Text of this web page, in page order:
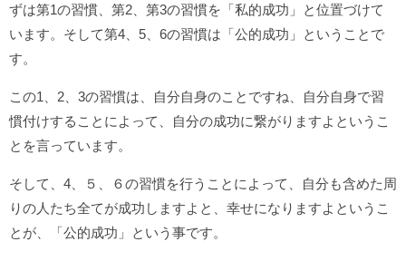
ずは第1の習慣、第2、第3の習慣を「私的成功」と位置づけて
います。そして第4、5、6の習慣は「公的成功」ということで
す。
この1、2、3の習慣は、自分自身のことですね、自分自身で習
慣付けすることによって、自分の成功に繋がりますよというこ
とを言っています。
そして、4、５、６の習慣を行うことによって、自分も含めた周
りの人たち全てが成功しますよと、幸せになりますよというこ
とが、「公的成功」という事です。